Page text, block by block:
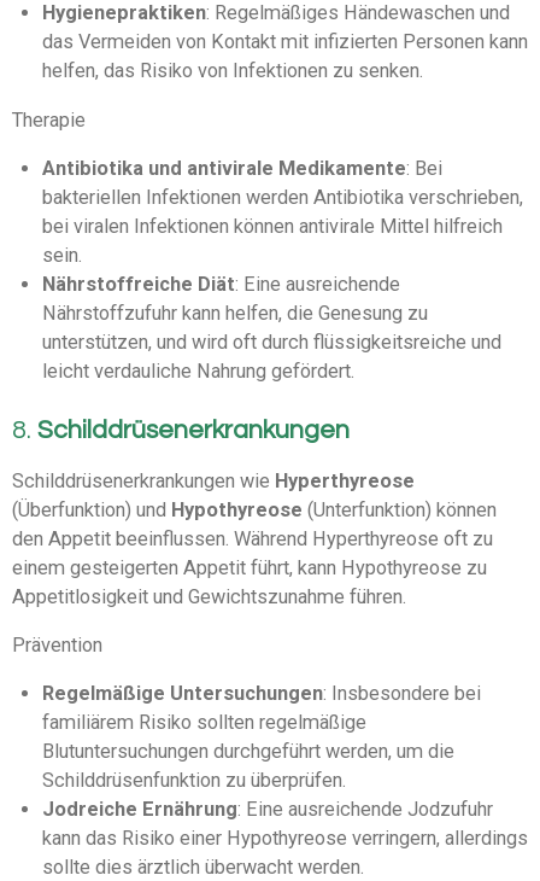
Hygienepraktiken: Regelmäßiges Händewaschen und
das Vermeiden von Kontakt mit infizierten Personen kann
helfen, das Risiko von Infektionen zu senken.
Therapie
Antibiotika und antivirale Medikamente: Bei
bakteriellen Infektionen werden Antibiotika verschrieben,
bei viralen Infektionen können antivirale Mittel hilfreich
sein.
Nährstoffreiche Diät: Eine ausreichende
Nährstoffzufuhr kann helfen, die Genesung zu
unterstützen, und wird oft durch flüssigkeitsreiche und
leicht verdauliche Nahrung gefördert.
8. Schilddrüsenerkrankungen
Schilddrüsenerkrankungen wie Hyperthyreose
(Überfunktion) und Hypothyreose (Unterfunktion) können
den Appetit beeinflussen. Während Hyperthyreose oft zu
einem gesteigerten Appetit führt, kann Hypothyreose zu
Appetitlosigkeit und Gewichtszunahme führen.
Prävention
Regelmäßige Untersuchungen: Insbesondere bei
familiärem Risiko sollten regelmäßige
Blutuntersuchungen durchgeführt werden, um die
Schilddrüsenfunktion zu überprüfen.
Jodreiche Ernährung: Eine ausreichende Jodzufuhr
kann das Risiko einer Hypothyreose verringern, allerdings
sollte dies ärztlich überwacht werden.